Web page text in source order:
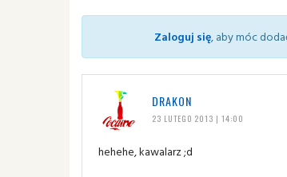
Zaloguj się, aby móc
DRAKON
23 LUTEGO 2013 | 14:00
hehehe, kawalarz ;d